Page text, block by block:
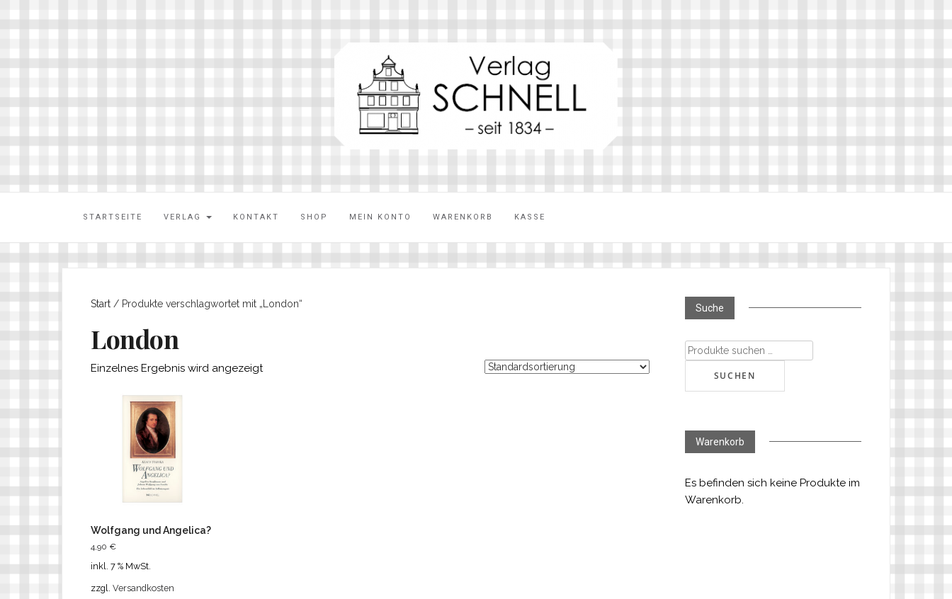
STARTSEITE VERLAG KONTAKT SHOP MEIN KONTO WARENKORB KASSE
Start / Produkte verschlagwortet mit „London“
London
Einzelnes Ergebnis wird angezeigt
Wolfgang und Angelica?
4,90 €
inkl. 7 % MwSt.
zzgl. Versandkosten
Suche
Suchen
nach:
SUCHEN
Warenkorb
Es befinden sich keine Produkte im
Warenkorb.